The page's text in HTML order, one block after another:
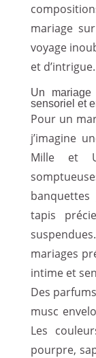
mariage
voyage
et d’intrigue.
Un
sensoriel et
Pour un
j’imagine
Mille et
tapis
mariages
intime et
Des
musc
Les
pourpre,